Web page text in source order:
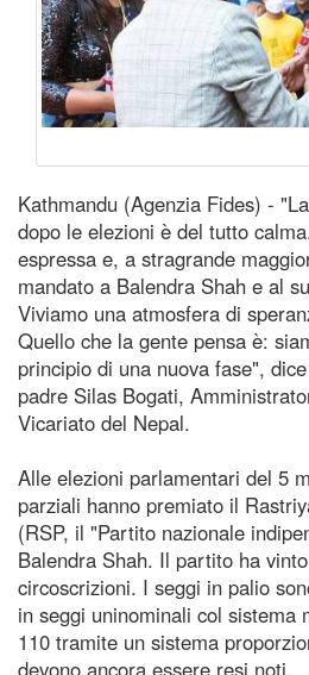
Kathmandu (Agenzia Fides) -
dopo le elezioni è del tutto
espressa e, a stragrande
mandato a Balendra Shah e al
Viviamo una atmosfera di
Quello che la gente pensa è:
principio di una nuova fase",
padre Silas Bogati,
Vicariato del Nepal.
Alle elezioni parlamentari del 5
parziali hanno premiato il
(RSP, il "Partito nazionale
Balendra Shah. Il partito ha
circoscrizioni. I seggi in palio
in seggi uninominali col sistema
110 tramite un sistema
devono ancora essere resi noti.